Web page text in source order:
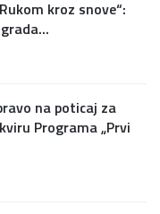
kroz snove“:
na poticaj za
Programa „Prvi